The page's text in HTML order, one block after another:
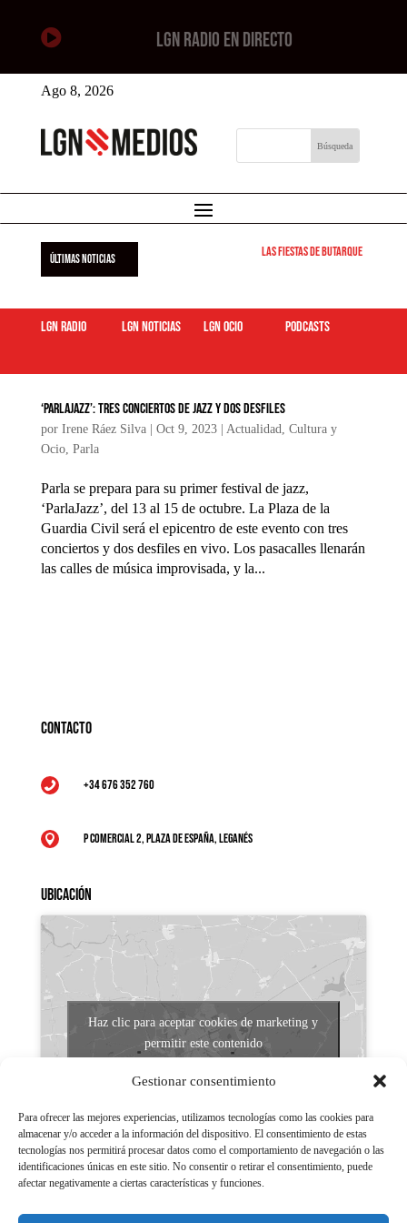
Gestionar consentimiento
Para ofrecer las mejores experiencias, utilizamos tecnologías como las cookies para
almacenar y/o acceder a la información del dispositivo. El consentimiento de estas
tecnologías nos permitirá procesar datos como el comportamiento de navegación o las
identificaciones únicas en este sitio. No consentir o retirar el consentimiento, puede
afectar negativamente a ciertas características y funciones.
 LGN RADIO EN DIRECTO
Ago 8, 2026
ÚLTIMAS NOTICIAS Las Fiestas de Butarque 2026
LGN Radio LGN Noticias LGN ocio podcasts
‘ParlaJazz’: Tres Conciertos de Jazz y Dos Desfiles
por Irene Ráez Silva| Oct 9, 2023| Actualidad, Cultura y
Ocio, Parla
Parla se prepara para su primer festival de jazz,
‘ParlaJazz’, del 13 al 15 de octubre. La Plaza de la
Guardia Civil será el epicentro de este evento con tres
conciertos y dos desfiles en vivo. Los pasacalles llenarán
las calles de música improvisada, y la...
Contacto
 +34 676 352 760
 P Comercial 2, Plaza de España, Leganés
Ubicación
Haz clic para aceptar cookies de marketing y
permitir este contenido
Aviso legal